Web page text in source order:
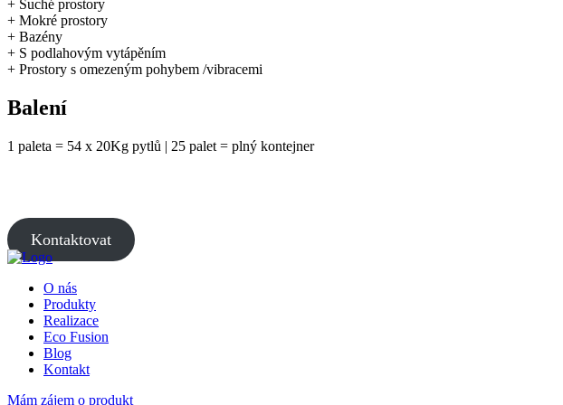
+ Suché prostory
+ Mokré prostory
+ Bazény
+ S podlahovým vytápěním
+ Prostory s omezeným pohybem /vibracemi
Balení
1 paleta = 54 x 20Kg pytlů | 25 palet = plný kontejner
Kontaktovat
O nás
Produkty
Realizace
Eco Fusion
Blog
Kontakt
Mám zájem o produkt